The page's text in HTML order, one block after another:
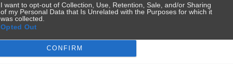
I want to opt-out of Collection, Use, Retention, Sale, and/or Sharing
of my Personal Data that Is Unrelated with the Purposes for which it
was collected.
Opted Out
CONFIRM